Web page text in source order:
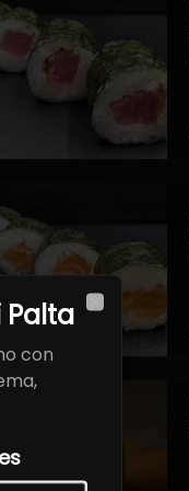
Palta
con
Close